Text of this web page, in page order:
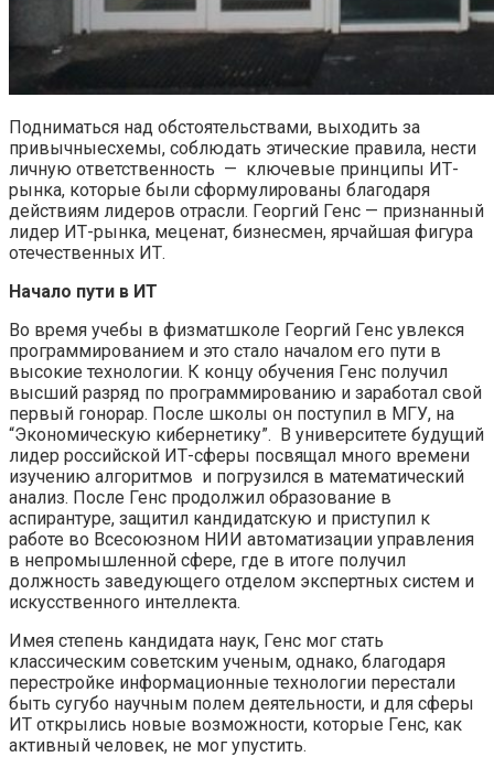
Подниматься над обстоятельствами, выходить за
привычныесхемы, соблюдать этические правила, нести
личную ответственность — ключевые принципы ИТ-
рынка, которые были сформулированы благодаря
действиям лидеров отрасли. Георгий Генс — признанный
лидер ИТ-рынка, меценат, бизнесмен, ярчайшая фигура
отечественных ИТ.
Начало пути в ИТ
Во время учебы в физматшколе Георгий Генс увлекся
программированием и это стало началом его пути в
высокие технологии. К концу обучения Генс получил
высший разряд по программированию и заработал свой
первый гонорар. После школы он поступил в МГУ, на
“Экономическую кибернетику”. В университете будущий
лидер российской ИТ-сферы посвящал много времени
изучению алгоритмов и погрузился в математический
анализ. После Генс продолжил образование в
аспирантуре, защитил кандидатскую и приступил к
работе во Всесоюзном НИИ автоматизации управления
в непромышленной сфере, где в итоге получил
должность заведующего отделом экспертных систем и
искусственного интеллекта.
Имея степень кандидата наук, Генс мог стать
классическим советским ученым, однако, благодаря
перестройке информационные технологии перестали
быть сугубо научным полем деятельности, и для сферы
ИТ открылись новые возможности, которые Генс, как
активный человек, не мог упустить.